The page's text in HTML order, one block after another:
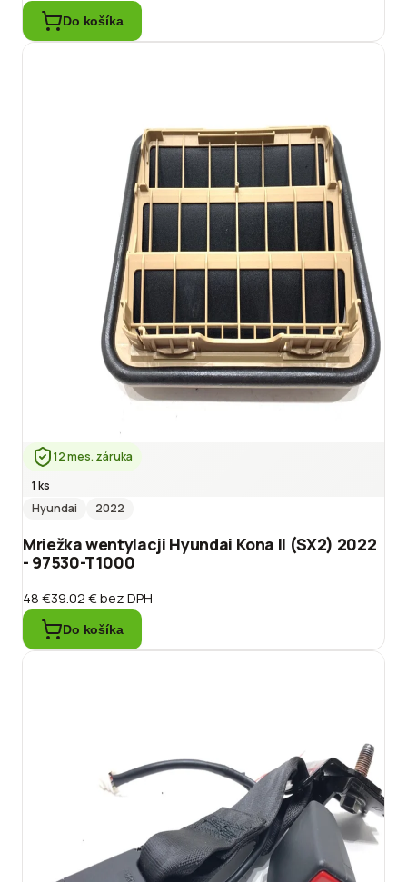
Do košíka
12 mes. záruka
1 ks
Hyundai
2022
Mriežka wentylacji Hyundai Kona II (SX2) 2022
- 97530-T1000
48 €39.02 €bez DPH
Do košíka